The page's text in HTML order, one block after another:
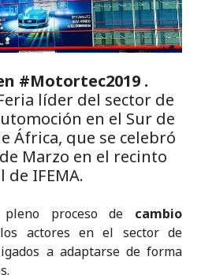
#Motortec2019 .
líder del sector de
en el Sur de
África, que se celebró
Marzo en el recinto
de IFEMA.
proceso de cambio
actores en el sector de
a adaptarse de forma